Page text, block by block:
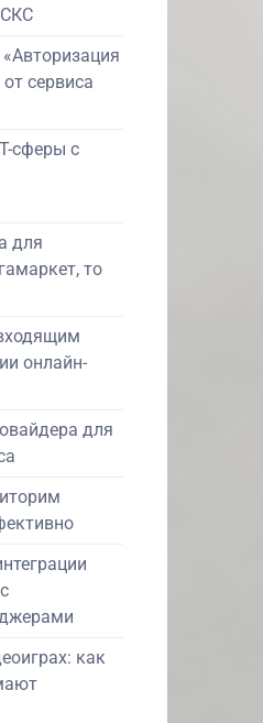
сервиса
сферы с
для
то
онлайн-
для
как